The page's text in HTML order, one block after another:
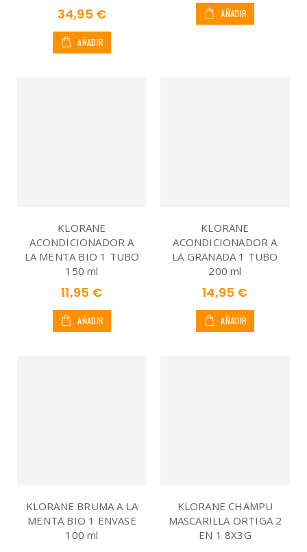
34,95 €
AÑADIR
AÑADIR
KLORANE
ACONDICIONADOR A
LA MENTA BIO 1 TUBO
150 ml
11,95 €
AÑADIR
KLORANE
ACONDICIONADOR A
LA GRANADA 1 TUBO
200 ml
14,95 €
AÑADIR
KLORANE BRUMA A LA
MENTA BIO 1 ENVASE
100 ml
KLORANE CHAMPU
MASCARILLA ORTIGA 2
EN 1 8X3G